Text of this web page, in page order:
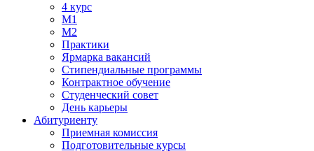
4 курс
М1
М2
Практики
Ярмарка вакансий
Стипендиальные программы
Контрактное обучение
Студенческий совет
День карьеры
Абитуриенту
Приемная комиссия
Подготовительные курсы